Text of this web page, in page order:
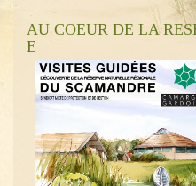
AU COEUR DE LA
E